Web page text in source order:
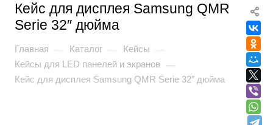
Кейс для дисплея Samsung QMR
Serie 32″ дюйма
Главная — Каталог — Кейсы —
Кейсы для LED панелей и экранов —
Кейс для дисплея Samsung QMR Serie 32″ дюйма